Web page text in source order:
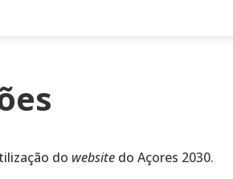
do website do Açores 2030.